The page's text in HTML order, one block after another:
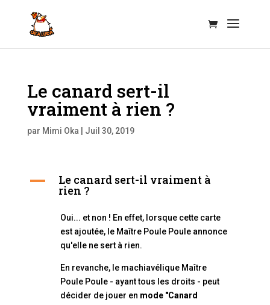
Le canard sert-il
vraiment à rien ?
par Mimi Oka Juil 30, 2019
A Le canard sert-il vraiment à
rien ?
Oui... et non ! En effet, lorsque cette carte
est ajoutée, le Maître Poule Poule annonce
qu'elle ne sert à rien.
En revanche, le machiavélique Maître
Poule Poule - ayant tous les droits - peut
décider de jouer en mode "Canard